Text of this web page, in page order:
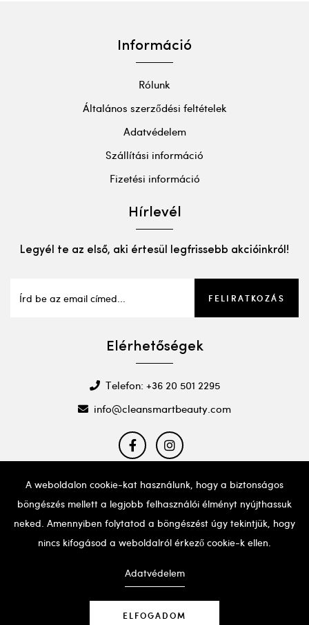
Információ
Rólunk
Általános szerződési feltételek
Adatvédelem
Szállítási információ
Fizetési információ
Hírlevél
Legyél te az első, aki értesül legfrissebb akcióinkról!
FELIRATKOZÁS
Elérhetőségek
Telefon: +36 20 501 2295
info@cleansmartbeauty.com
Ha probléma adódna a weboldal használatával, kérjük,
hívd a fent említett telefonszámot segítségért.
A weboldalon cookie-kat használunk, hogy a biztonságos
böngészés mellett a legjobb felhasználói élményt nyújthassuk
neked. Amennyiben folytatod a böngészést úgy tekintjük, hogy
nincs kifogásod a weboldalról érkező cookie-k ellen.
Adatvédelem
ELFOGADOM